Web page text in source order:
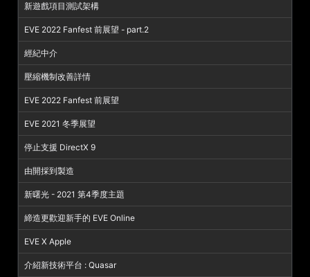
新遊戲項目測試架構
EVE 2022 Fanfest 前展望 - part.2
經紀中介
壓縮機制改善詳情
EVE 2022 Fanfest 前展望
EVE 2021 冬季展望
停止支援 DirectX 9
由開採到製造
新曙光 - 2021 第4季度主題
締造更歡迎新手的 EVE Online
EVE X Apple
介紹新技術平台 : Quasar